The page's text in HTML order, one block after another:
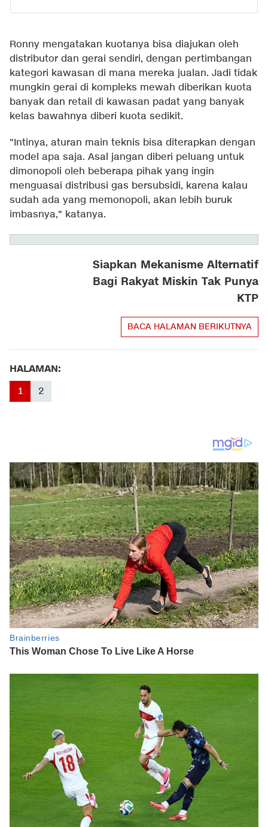
Ronny mengatakan kuotanya bisa diajukan oleh
distributor dan gerai sendiri, dengan pertimbangan
kategori kawasan di mana mereka jualan. Jadi tidak
mungkin gerai di kompleks mewah diberikan kuota
banyak dan retail di kawasan padat yang banyak
kelas bawahnya diberi kuota sedikit.
"Intinya, aturan main teknis bisa diterapkan dengan
model apa saja. Asal jangan diberi peluang untuk
dimonopoli oleh beberapa pihak yang ingin
menguasai distribusi gas bersubsidi, karena kalau
sudah ada yang memonopoli, akan lebih buruk
imbasnya," katanya.
Siapkan Mekanisme Alternatif
Bagi Rakyat Miskin Tak Punya
KTP
BACA HALAMAN BERIKUTNYA
HALAMAN:
1 2